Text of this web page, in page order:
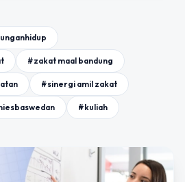
#zakat maal bandung
#sinergi amil zakat
#kuliah